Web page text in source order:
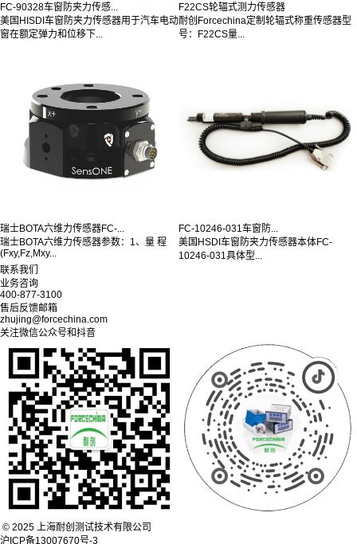
FC-90328车窗防夹力传感...
美国HISDI车窗防夹力传感器用于汽车电动
窗在额定弹力和位移下...
F22CS轮辐式测力传感器
耐创Forcechina定制轮辐式称重传感器型
号：F22CS量...
瑞士BOTA六维力传感器FC-...
瑞士BOTA六维力传感器参数：1、量 程
(Fxy,Fz,Mxy...
FC-10246-031车窗防...
美国HSDI车窗防夹力传感器本体FC-
10246-031具体型...
联系我们
业务咨询
400-877-3100
售后反馈邮箱
zhujing@forcechina.com
关注微信公众号和抖音
© 2025 上海耐创测试技术有限公司
沪ICP备13007670号-3